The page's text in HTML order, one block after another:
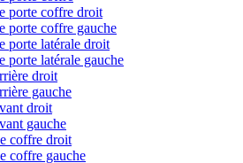
porte coffre droit
porte coffre gauche
porte latérale droit
porte latérale gauche
droit
gauche
droit
gauche
coffre droit
coffre gauche